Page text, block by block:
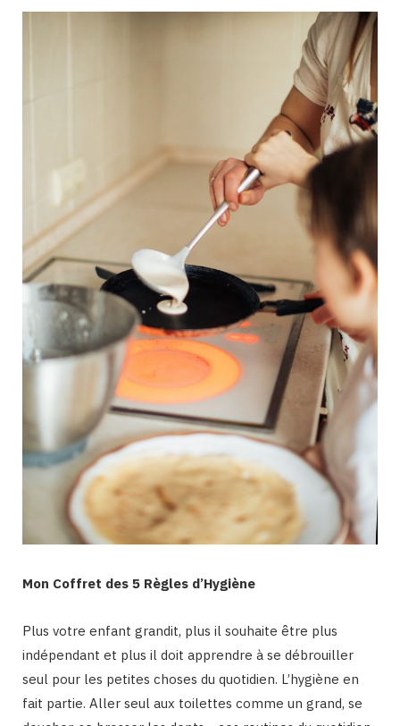
Mon Coffret des 5 Règles d’Hygiène
Plus votre enfant grandit, plus il souhaite être plus
indépendant et plus il doit apprendre à se débrouiller
seul pour les petites choses du quotidien. L’hygiène en
fait partie. Aller seul aux toilettes comme un grand, se